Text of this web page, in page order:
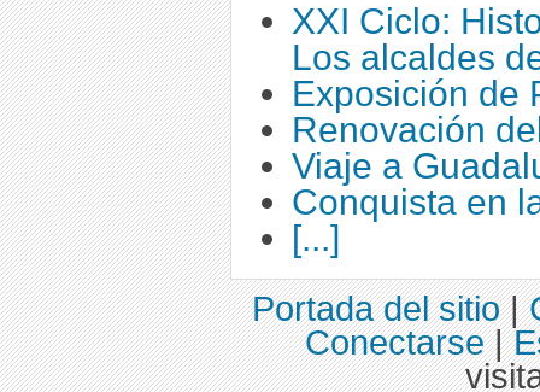
XXI Ciclo:
Los alcaldes
Exposición de
Renovación
Viaje a
Conquista en
[...]
Portada del sitio|
Conectarse|